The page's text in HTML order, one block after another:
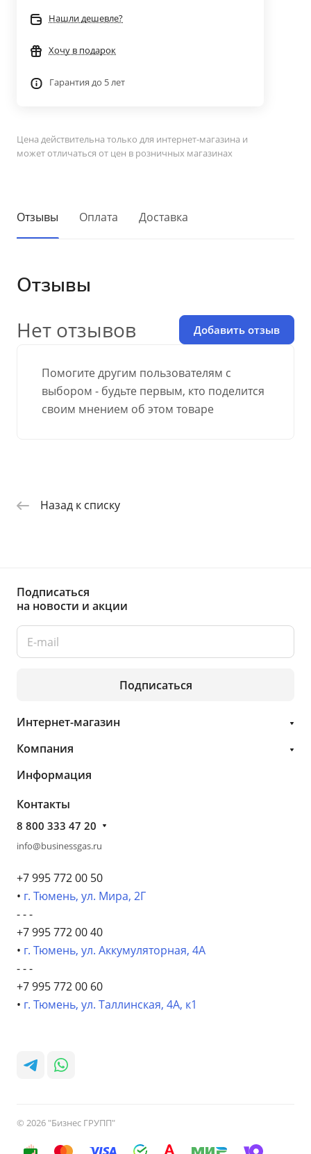
Нашли дешевле?
Хочу в подарок
Гарантия до 5 лет
Цена действительна только для интернет-магазина и
может отличаться от цен в розничных магазинах
Отзывы Оплата Доставка
Отзывы
Помогите другим пользователям с
выбором - будьте первым, кто поделится
своим мнением об этом товаре
Нет отзывов Добавить отзыв
Назад к списку
Подписаться
на новости и акции
Подписаться
Интернет-магазин
Компания
Информация
Контакты
8 800 333 47 20
info@businessgas.ru
+7 995 772 00 50
• г. Тюмень, ул. Мира, 2Г
- - -
+7 995 772 00 40
• г. Тюмень, ул. Аккумуляторная, 4А
- - -
+7 995 772 00 60
• г. Тюмень, ул. Таллинская, 4А, к1
© 2026 "Бизнес ГРУПП"